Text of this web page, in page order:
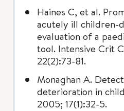
Haines C, et al.
acutely ill children-
evaluation of a
tool. Intensive Crit
22(2):73-81.
Monaghan A.
deterioration in
2005; 17(1):32-5.